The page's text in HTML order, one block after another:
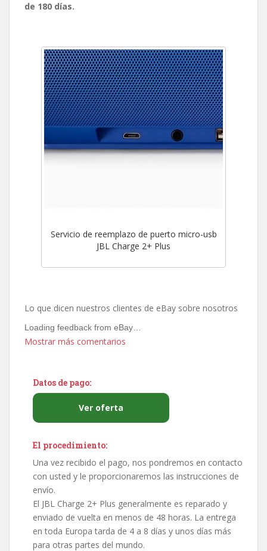
de 180 días.
Servicio de reemplazo de puerto micro-usb
JBL Charge 2+ Plus
Lo que dicen nuestros clientes de eBay sobre nosotros
Loading feedback from eBay…
Mostrar más comentarios
Datos de pago:
Ver oferta
El procedimiento:
Una vez recibido el pago, nos pondremos en contacto
con usted y le proporcionaremos las instrucciones de
envío.
El JBL Charge 2+ Plus generalmente es reparado y
enviado de vuelta en menos de 48 horas. La entrega
en toda Europa tarda de 4 a 8 días y unos días más
para otras partes del mundo.